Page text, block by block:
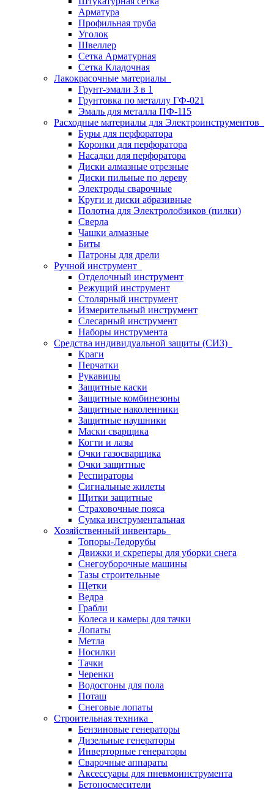
Арматура
Профильная труба
Уголок
Швеллер
Сетка Арматурная
Сетка Кладочная
Лакокрасочные материалы
Грунт-эмали 3 в 1
Грунтовка по металлу ГФ-021
Эмаль для металла ПФ-115
Расходные материалы для Электроинструментов
Буры для перфоратора
Коронки для перфоратора
Насадки для перфоратора
Диски алмазные отрезные
Диски пильные по дереву
Электроды сварочные
Круги и диски абразивные
Полотна для Электролобзиков (пилки)
Сверла
Чашки алмазные
Биты
Патроны для дрели
Ручной инструмент
Отделочный инструмент
Режущий инструмент
Столярный инструмент
Измерительный инструмент
Слесарный инструмент
Наборы инструмента
Средства индивидуальной защиты (СИЗ)
Краги
Перчатки
Рукавицы
Защитные каски
Защитные комбинезоны
Защитные наколенники
Защитные наушники
Маски сварщика
Когти и лазы
Очки газосварщика
Очки защитные
Респираторы
Сигнальные жилеты
Щитки защитные
Страховочные пояса
Сумка инструментальная
Хозяйственный инвентарь
Топоры-Ледорубы
Движки и скреперы для уборки снега
Снегоуборочные машины
Тазы строительные
Щетки
Ведра
Грабли
Колеса и камеры для тачки
Лопаты
Метла
Носилки
Тачки
Черенки
Водосгоны для пола
Поташ
Снеговые лопаты
Строительная техника
Бензиновые генераторы
Дизельные генераторы
Инверторные генераторы
Сварочные аппараты
Аксессуары для пневмоинструмента
Бетоносмесители